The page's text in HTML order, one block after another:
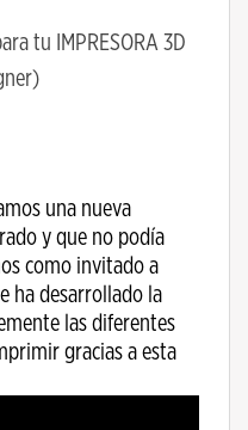
tu IMPRESORA 3D
una nueva
y que no podía
como invitado a
ha desarrollado la
las diferentes
gracias a esta